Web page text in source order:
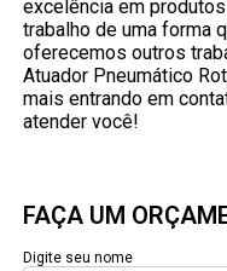
excelência em
trabalho de uma forma
oferecemos outros
Atuador Pneumático
mais entrando em
atender você!
FAÇA UM
Digite seu nome